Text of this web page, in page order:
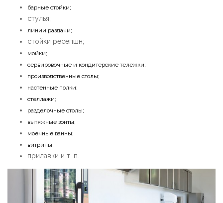
барные стойки;
стулья;
линии раздачи;
стойки ресепшн;
мойки;
сервировочные и кондитерские тележки;
производственные столы;
настенные полки;
стеллажи;
разделочные столы;
вытяжные зонты;
моечные ванны;
витрины;
прилавки и т. п.